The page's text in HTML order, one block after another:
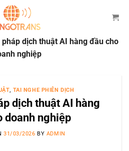
pháp dịch thuật AI hàng đầu cho
nghiệp
, TAI NGHE PHIÊN DỊCH
dịch thuật AI hàng
doanh nghiệp
31/03/2026 BY ADMIN